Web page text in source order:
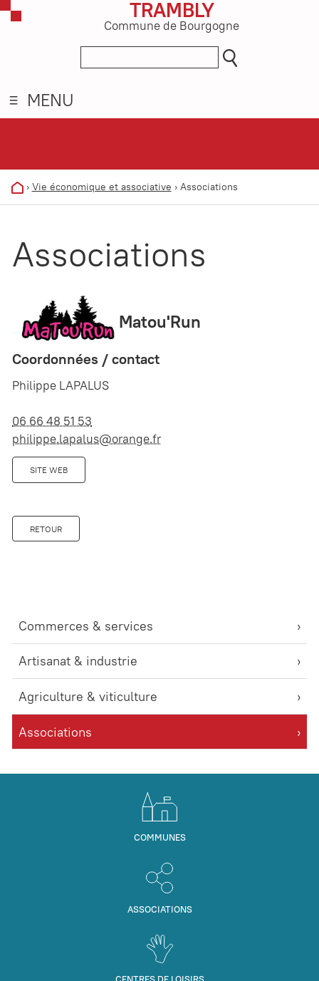
TRAMBLY
Commune de Bourgogne
MENU
› Vie économique et associative › Associations
Commerces & services
Artisanat & industrie
Agriculture & viticulture
Associations
Associations
Matou'Run
Coordonnées / contact
Philippe LAPALUS
06 66 48 51 53
philippe.lapalus@orange.fr
SITE WEB
RETOUR
COMMUNES
ASSOCIATIONS